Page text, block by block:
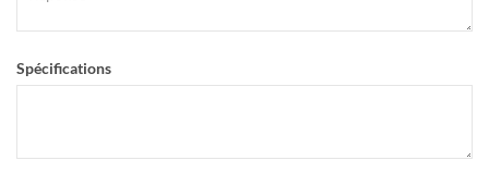
Spécifications